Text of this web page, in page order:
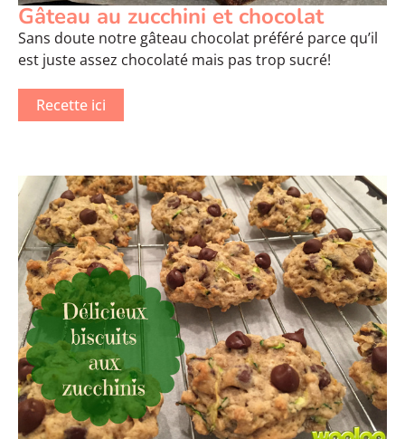
Gâteau au zucchini et chocolat
Sans doute notre gâteau chocolat préféré parce qu’il
est juste assez chocolaté mais pas trop sucré!
Recette ici